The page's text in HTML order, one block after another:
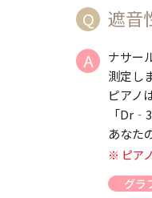
Q 遮音
A
ナサー
測定し
ピアノ
「
あなた
※ ピア
グラ